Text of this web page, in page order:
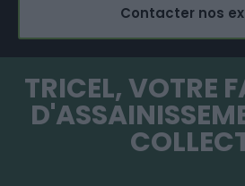
Contacter nos
TRICEL, VOTRE